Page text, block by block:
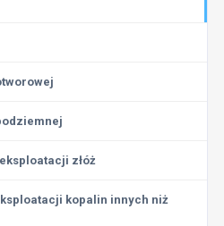
złóż
kopalin innych niż